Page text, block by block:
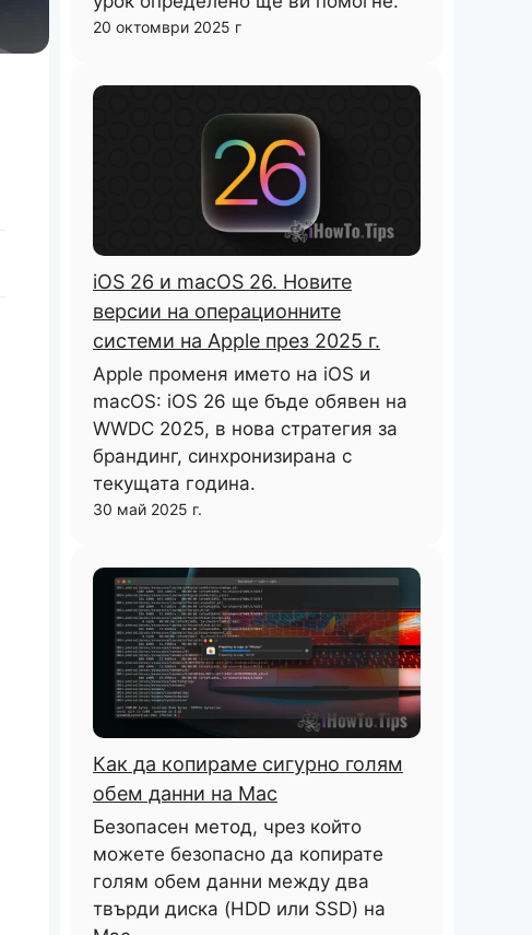
20 октомври 2025 г
iOS 26 и macOS 26. Новите
версии на операционните
системи на Apple през 2025 г.
Apple променя името на iOS и
macOS: iOS 26 ще бъде обявен на
WWDC 2025, в нова стратегия за
брандинг, синхронизирана с
текущата година.
30 май 2025 г.
Как да копираме сигурно голям
обем данни на Mac
Безопасен метод, чрез който
можете безопасно да копирате
голям обем данни между два
твърди диска (HDD или SSD) на